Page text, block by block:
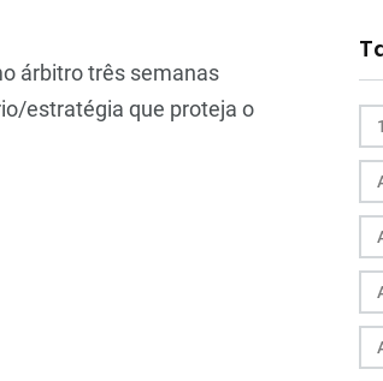
árbitro três semanas
estratégia que proteja o